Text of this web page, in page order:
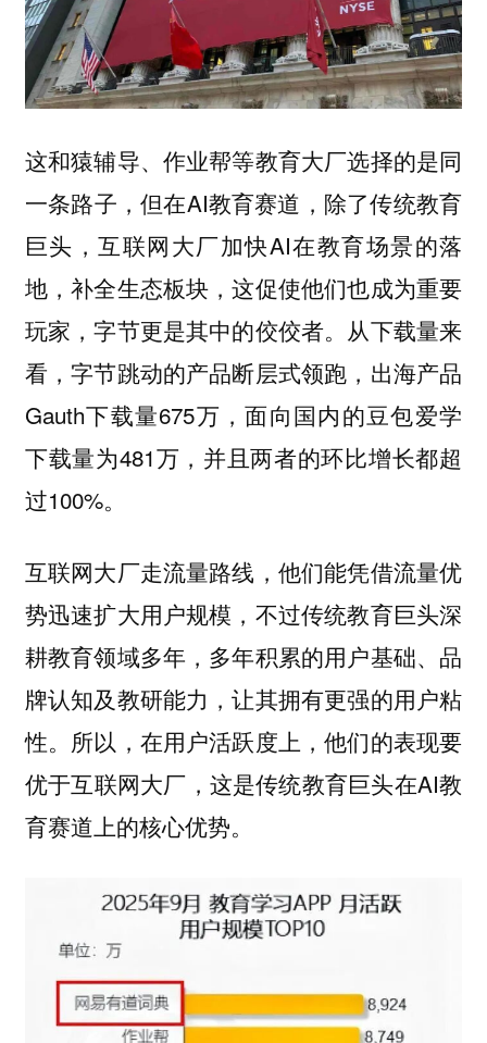
这和猿辅导、作业帮等教育大厂选择的是同
一条路子，但在AI教育赛道，除了传统教育
巨头，互联网大厂加快AI在教育场景的落
地，补全生态板块，这促使他们也成为重要
玩家，字节更是其中的佼佼者。从下载量来
看，字节跳动的产品断层式领跑，出海产品
Gauth下载量675万，面向国内的豆包爱学
下载量为481万，并且两者的环比增长都超
过100%。
互联网大厂走流量路线，他们能凭借流量优
势迅速扩大用户规模，不过传统教育巨头深
耕教育领域多年，多年积累的用户基础、品
牌认知及教研能力，让其拥有更强的用户粘
性。所以，在用户活跃度上，他们的表现要
优于互联网大厂，这是传统教育巨头在AI教
育赛道上的核心优势。